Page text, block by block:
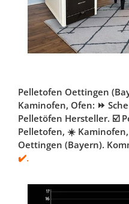
Pelletofen Oettingen
Kaminofen, Ofen: ⏩
Pelletöfen Hersteller. ☑️
Pelletofen, ☀️
Oettingen (Bayern).
✔️.